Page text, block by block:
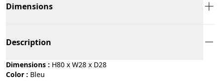
Dimensions
Description
Dimensions : H80 x W28 x D28
Color :
bleu